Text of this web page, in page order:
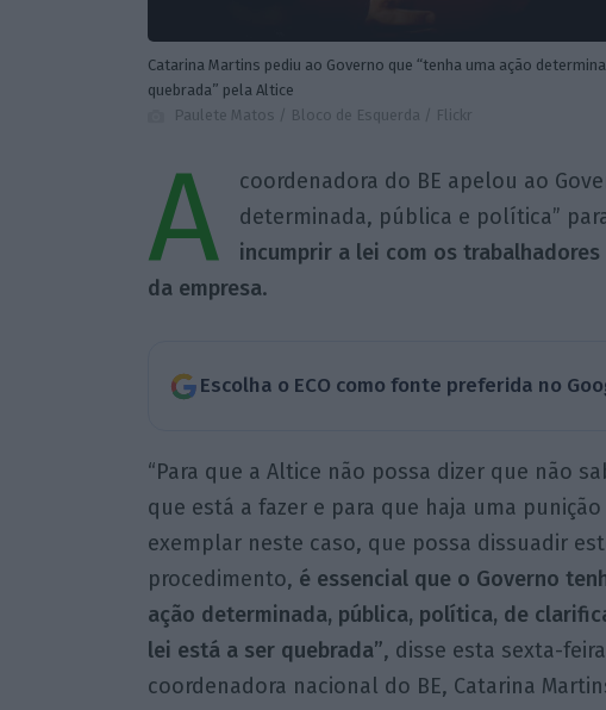
Catarina Martins pediu ao Governo que “tenha uma ação
quebrada” pela Altice
Paulete Matos / Bloco de Esquerda / Flickr
A
coordenadora do BE apelou ao
determinada, pública e política”
incumprir a lei com os
da empresa.
Escolha o ECO como fonte preferida no
“Para que a Altice não possa dizer que não
que está a fazer e para que haja uma punição
exemplar neste caso, que possa dissuadir
procedimento, é essencial que o Governo
ação determinada, pública, política, de
lei está a ser quebrada”, disse esta sexta-
coordenadora nacional do BE, Catarina